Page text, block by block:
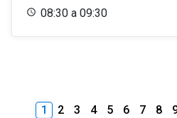
08:30 a 09:30
1 2 3 4 5 6 7 8